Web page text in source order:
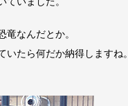
竜なんだとか。
いたら何だか納得しますね。